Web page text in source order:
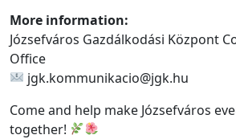
More information:
Józsefváros Gazdálkodási Központ
Office
jgk.kommunikacio@jgk.hu
Come and help make Józsefváros
together!